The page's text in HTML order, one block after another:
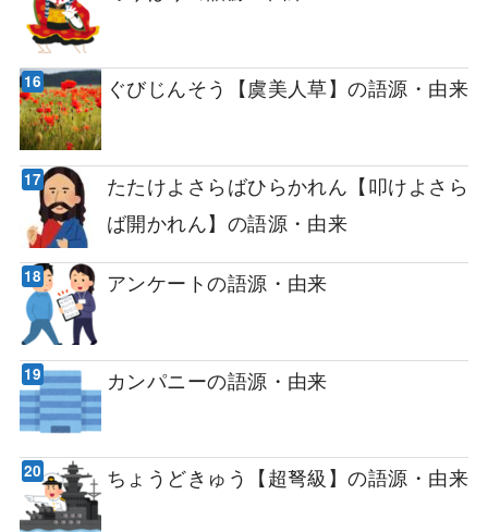
ぐびじんそう【虞美人草】の語源・由来
たたけよさらばひらかれん【叩けよさら
ば開かれん】の語源・由来
アンケートの語源・由来
カンパニーの語源・由来
ちょうどきゅう【超弩級】の語源・由来